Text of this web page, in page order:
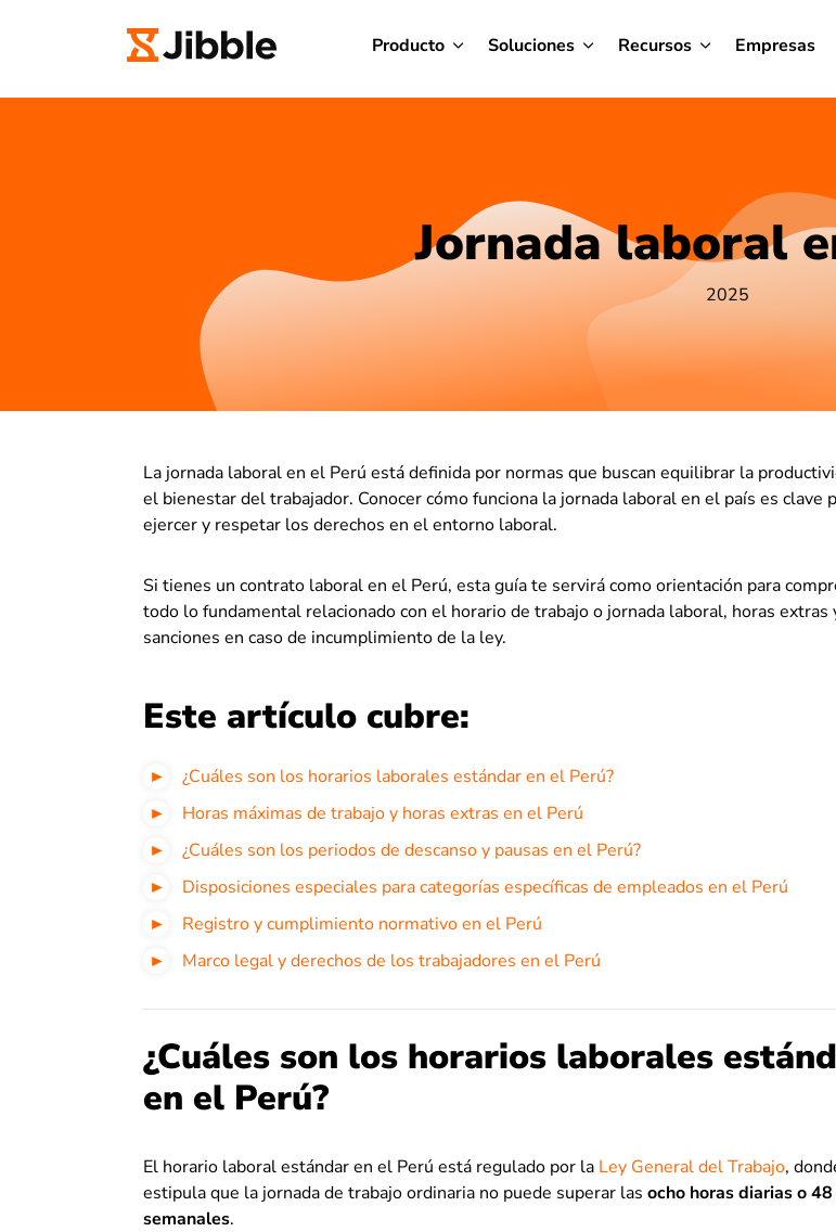
Producto Soluciones Recursos Empresas
Jornada laboral
2025
La jornada laboral en el Perú está definida por normas que buscan equilibrar la
el bienestar del trabajador. Conocer cómo funciona la jornada laboral en el país es clave
ejercer y respetar los derechos en el entorno laboral.
Si tienes un contrato laboral en el Perú, esta guía te servirá como orientación para
todo lo fundamental relacionado con el horario de trabajo o jornada laboral, horas extras
sanciones en caso de incumplimiento de la ley.
Este artículo cubre:
¿Cuáles son los horarios laborales estándar en el Perú?
Horas máximas de trabajo y horas extras en el Perú
¿Cuáles son los periodos de descanso y pausas en el Perú?
Disposiciones especiales para categorías específicas de empleados en el Perú
Registro y cumplimiento normativo en el Perú
Marco legal y derechos de los trabajadores en el Perú
¿Cuáles son los horarios laborales
en el Perú?
El horario laboral estándar en el Perú está regulado por la Ley General del Trabajo,
estipula que la jornada de trabajo ordinaria no puede superar las ocho horas diarias o
semanales.